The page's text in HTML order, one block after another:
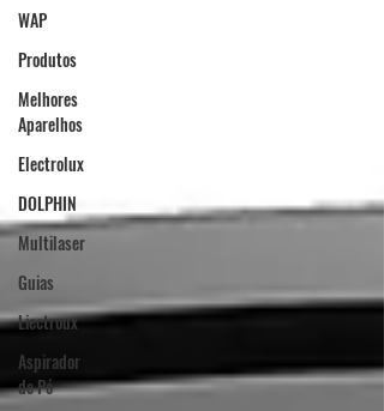
WAP
Produtos
Melhores
Aparelhos
Electrolux
DOLPHIN
Multilaser
Guias
Liectroux
Aspirador
de Pó